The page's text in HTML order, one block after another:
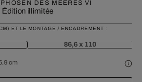
DES MEERES VI
Édition illimitée
ET LE MONTAGE / ENCADREMENT :
86,6 x 110
cm